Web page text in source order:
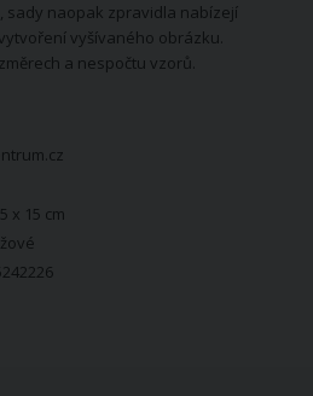
sady naopak zpravidla nabízejí
vyšívaného obrázku.
a nespočtu vzorů.
x 15 cm